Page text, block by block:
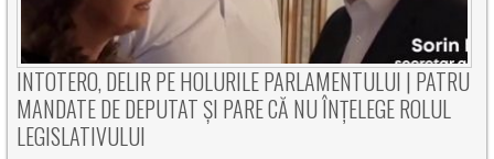
INTOTERO, DELIR PE HOLURILE PARLAMENTULUI | PATRU
MANDATE DE DEPUTAT ȘI PARE CĂ NU ÎNȚELEGE ROLUL
LEGISLATIVULUI